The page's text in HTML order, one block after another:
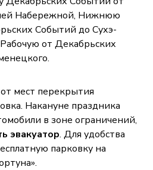
Набережной, Нижнюю
Событий до Сухэ-
от Декабрьских
мест перекрытия
Накануне праздника
в зоне ограничений,
эвакуатор. Для удобства
парковку на